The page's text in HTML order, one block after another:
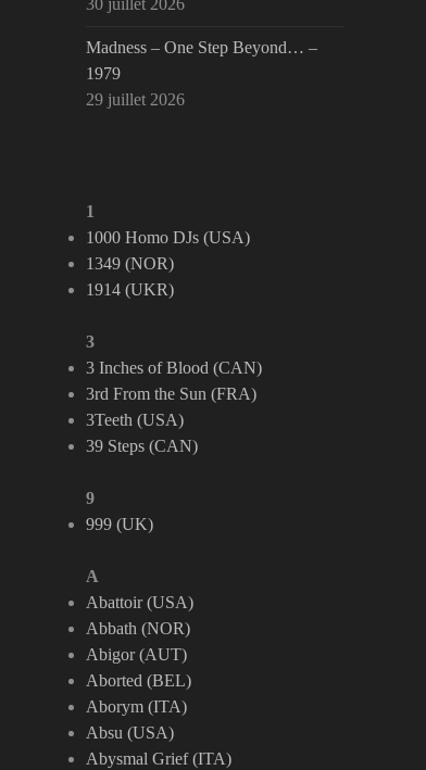
30 juillet 2026
Madness – One Step Beyond… –
1979
29 juillet 2026
1
1000 Homo DJs (USA)
1349 (NOR)
1914 (UKR)
3
3 Inches of Blood (CAN)
3rd From the Sun (FRA)
3Teeth (USA)
39 Steps (CAN)
9
999 (UK)
A
Abattoir (USA)
Abbath (NOR)
Abigor (AUT)
Aborted (BEL)
Aborym (ITA)
Absu (USA)
Abysmal Grief (ITA)